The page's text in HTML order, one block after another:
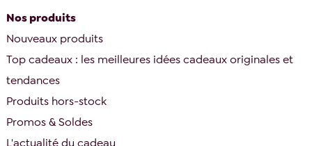
Nos produits
Nouveaux produits
Top cadeaux : les meilleures idées cadeaux originales et
tendances
Produits hors-stock
Promos & Soldes
L'actualité du cadeau